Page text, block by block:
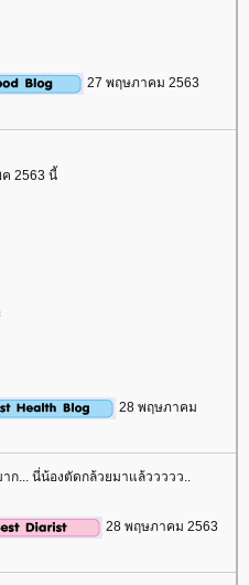
27 พฤษภาคม 2563
ค 2563 นี้
28 พฤษภาคม
ก... นี่น้องตัดกล้วยมาแล้ววววว..
28 พฤษภาคม 2563